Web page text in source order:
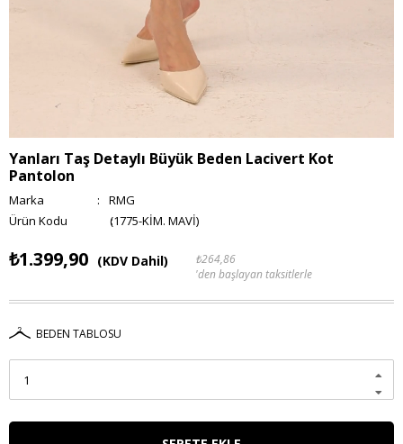
Yanları Taş Detaylı Büyük Beden Lacivert Kot
Pantolon
Marka :
RMG
(1775-KİM. MAVİ)
₺1.399,90 (KDV Dahil)
₺264,86
'den başlayan taksitlerle
BEDEN TABLOSU